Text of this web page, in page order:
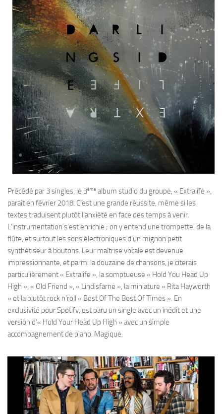
Précédé par 3 singles, le 3ème album studio du groupe, « Extralife »,
paraît en février 2018. C’est une grande réussite, même si les
textes traduisent plutôt l’anxiété en face des temps à venir.
L’instrumentation s’est enrichie ; on y entend une trompette, de la
flûte, et surtout les sons électroniques d’un mignon petit
synthétiseur à boutons. Leur maîtrise vocale est devenue
impressionnante, et parmi la douzaine de chansons, je citerais
particulièrement « Extralife », la somptueuse « Hold You Head Up
High », « Old Friend », « Lindisfarne », la miniature « Rita Hayworth
» et la plutôt rock n’roll « Best Of The Best Of Times ». En
exclusivité pour Spotify, est paru un single avec un inédit et une
version d’« Hold Your Head Up High » avec un simple
accompagnement de piano. Magique.